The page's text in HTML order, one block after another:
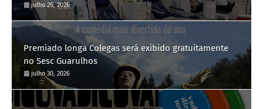
julho 26, 2026
Premiado longa Colegas será exibido gratuitamente
no Sesc Guarulhos
julho 30, 2026